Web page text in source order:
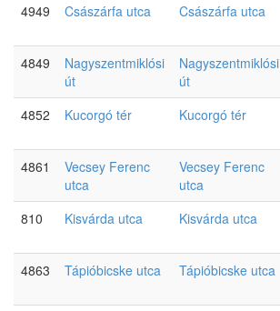
4949
Császárfa utca Császárfa utca
4849
Nagyszentmiklósi
út
Nagyszentmiklósi
út
4852
Kucorgó tér Kucorgó tér
4861
Vecsey Ferenc
utca
Vecsey Ferenc
utca
810
Kisvárda utca Kisvárda utca
4863
Tápióbicske utca Tápióbicske utca